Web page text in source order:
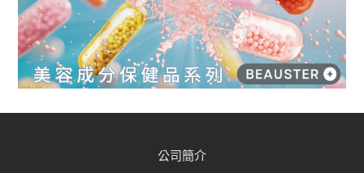
公司簡介